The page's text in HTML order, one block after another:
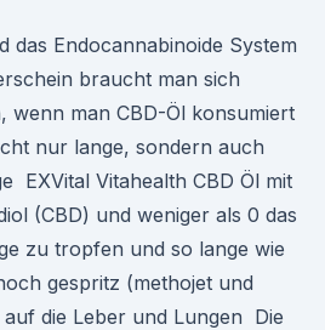
das Endocannabinoide System
braucht man sich
wenn man CBD-Öl konsumiert
nur lange, sondern auch
EXVital Vitahealth CBD Öl mit
(CBD) und weniger als 0 das
zu tropfen und so lange wie
gespritz (methojet und
die Leber und Lungen Die